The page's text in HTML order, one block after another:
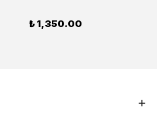
₺ 1,350.00